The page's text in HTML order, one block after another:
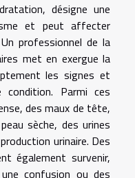
désigne une
et peut affecter
professionnel de la
met en exergue la
les signes et
Parmi ces
des maux de tête,
sèche, des urines
urinaire. Des
également survenir,
confusion ou des